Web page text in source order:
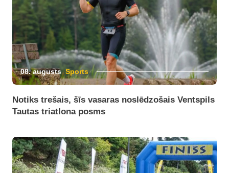
08. augusts Sports
Notiks trešais, šīs vasaras noslēdzošais Ventspils
Tautas triatlona posms